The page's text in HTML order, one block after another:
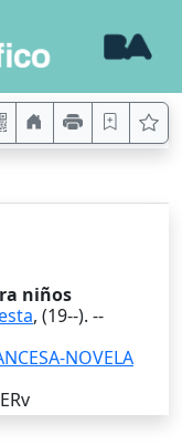
niños
, (19--). --
NOVELA